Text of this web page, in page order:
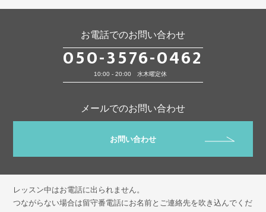
お電話でのお問い合わせ
050-3576-0462
10:00 - 20:00 水木曜定休
メールでのお問い合わせ
お問い合わせ
レッスン中はお電話に出られません。
つながらない場合は留守番電話にお名前とご連絡先を吹き込んでくだ